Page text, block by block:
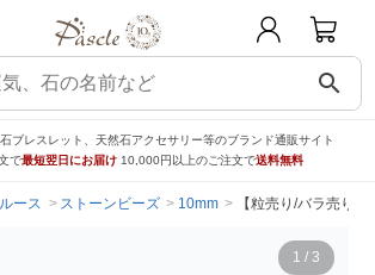
search
ブレスレット、天然石アクセサリー等のブランド通販サイト
で最短翌日にお届け 10,000円以上のご注文で送料無料
ース ストーンビーズ 10mm 【粒売り/バラ売り
1 / 3